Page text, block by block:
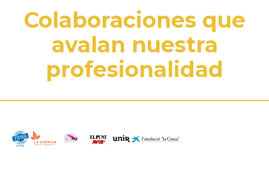
Colaboraciones que
avalan nuestra
profesionalidad